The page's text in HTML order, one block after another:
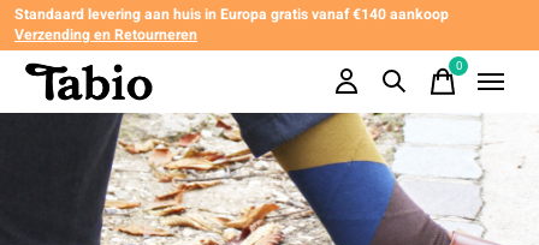
Standaard levering aan huis in Europa gratis vanaf €140 aankoop
Verzending en Retourneren
0items